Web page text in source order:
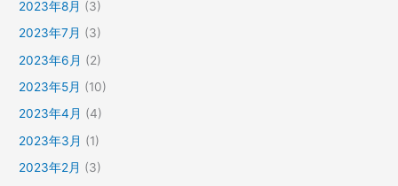
2023年8月 (3)
2023年7月 (3)
2023年6月 (2)
2023年5月 (10)
2023年4月 (4)
2023年3月 (1)
2023年2月 (3)